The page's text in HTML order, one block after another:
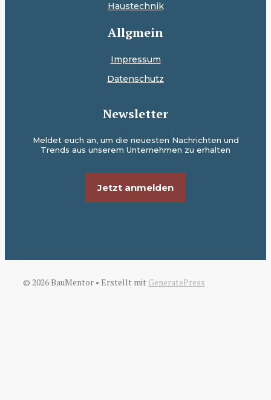
Haustechnik
Allgmein
Impressum
Datenschutz
Newsletter
Meldet euch an, um die neuesten Nachrichten und
Trends aus unserem Unternehmen zu erhalten
Jetzt anmelden
© 2026 BauMentor • Erstellt mit GeneratePress